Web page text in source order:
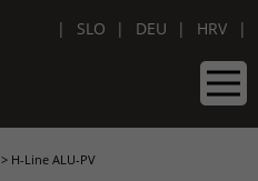
SLO DEU HRV
> H-Line ALU-PV